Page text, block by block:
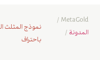
نموذج المثلث
باحتراف
MetaGold
/
المدونة /